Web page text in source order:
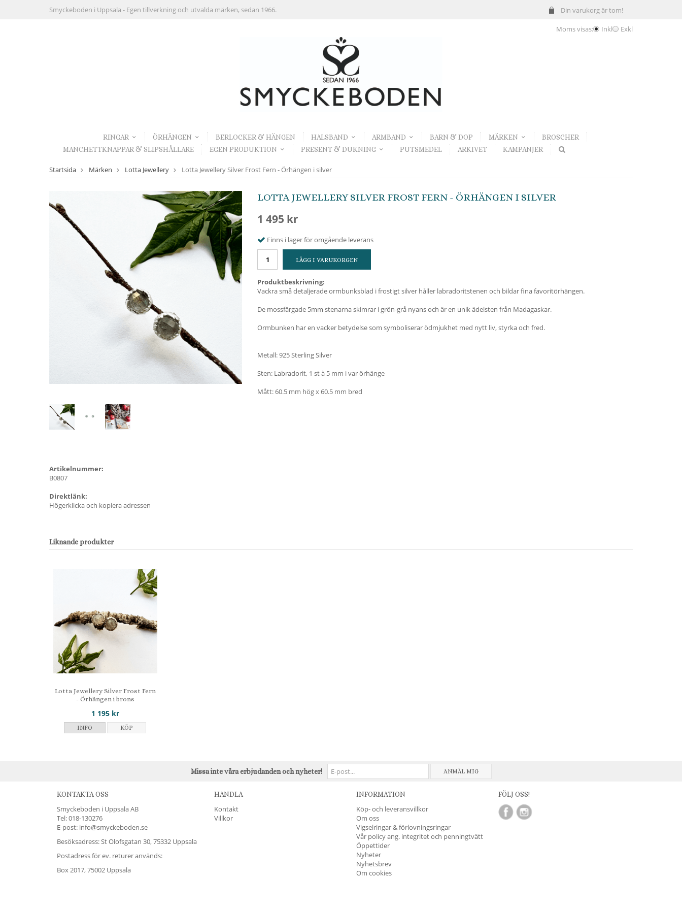
Din varukorg är tom!
Smyckeboden i Uppsala - Egen tillverkning och utvalda märken, sedan 1966.
Moms visas: Inkl Exkl
RINGAR ÖRHÄNGEN BERLOCKER & HÄNGEN HALSBAND ARMBAND BARN & DOP MÄRKEN
BROSCHER
MANCHETTKNAPPAR & SLIPSHÅLLARE
EGEN PRODUKTION PRESENT & DUKNING PUTSMEDEL ARKIVET KAMPANJER
Startsida Märken Lotta Jewellery Lotta Jewellery Silver Frost Fern - Örhängen i silver
LOTTA JEWELLERY SILVER FROST FERN - ÖRHÄNGEN I SILVER
1 495 kr
Finns i lager för omgående leverans
LÄGG I VARUKORGEN
Produktbeskrivning:
Vackra små detaljerade ormbunksblad i frostigt silver håller labradoritstenen och bildar fina favoritörhängen.
De mossfärgade 5mm stenarna skimrar i grön-grå nyans och är en unik ädelsten från Madagaskar.
Ormbunken har en vacker betydelse som symboliserar ödmjukhet med nytt liv, styrka och fred.
Metall: 925 Sterling Silver
Sten: Labradorit, 1 st à 5 mm i var örhänge
Mått: 60.5 mm hög x 60.5 mm bred
Artikelnummer:
B0807
Direktlänk:
Högerklicka och kopiera adressen
Liknande produkter
Lotta Jewellery Silver Frost Fern
- Örhängen i brons
1 195 kr
INFO KÖP
Missa inte våra erbjudanden och nyheter! ANMÄL MIG
KONTAKTA OSS
Smyckeboden i Uppsala AB
Tel:018-130276
E-post: info@smyckeboden.se
Besöksadress: St Olofsgatan 30, 75332 Uppsala
Postadress för ev. returer används:
Box 2017, 75002 Uppsala
HANDLA
Kontakt
Villkor
INFORMATION
Köp- och leveransvillkor
Om oss
Vigselringar & förlovningsringar
Vår policy ang. integritet och penningtvätt
Öppettider
Nyheter
Nyhetsbrev
Om cookies
FÖLJ OSS!